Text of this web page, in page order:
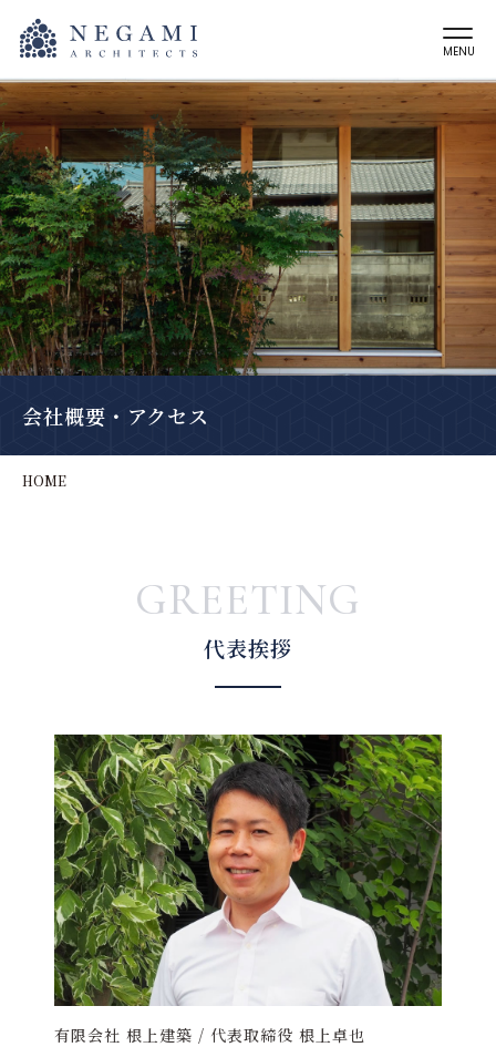
MENU
会社概要・アクセス
HOME
GREETING
代表挨拶
有限会社 根上建築 / 代表取締役 根上卓也